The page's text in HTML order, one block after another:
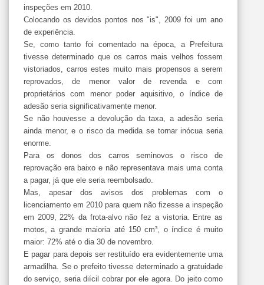
inspeções em 2010.
Colocando os devidos pontos nos "is", 2009 foi um ano
de experiência.
Se, como tanto foi comentado na época, a Prefeitura
tivesse determinado que os carros mais velhos fossem
vistoriados, carros estes muito mais propensos a serem
reprovados, de menor valor de revenda e com
proprietários com menor poder aquisitivo, o índice de
adesão seria significativamente menor.
Se não houvesse a devolução da taxa, a adesão seria
ainda menor, e o risco da medida se tornar inócua seria
enorme.
Para os donos dos carros seminovos o risco de
reprovação era baixo e não representava mais uma conta
a pagar, já que ele seria reembolsado.
Mas, apesar dos avisos dos problemas com o
licenciamento em 2010 para quem não fizesse a inspeção
em 2009, 22% da frota-alvo não fez a vistoria. Entre as
motos, a grande maioria até 150 cm³, o índice é muito
maior: 72% até o dia 30 de novembro.
E pagar para depois ser restituído era evidentemente uma
armadilha. Se o prefeito tivesse determinado a gratuidade
do serviço, seria diícil cobrar por ele agora. Do jeito como